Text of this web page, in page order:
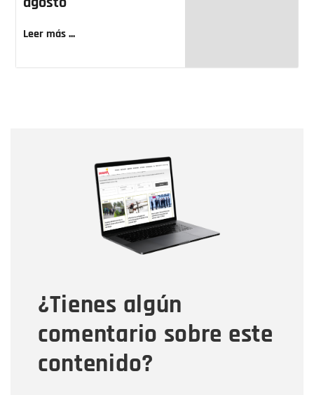
Leer más ...
¿Tienes algún
comentario sobre este
contenido?
Correo electrónico
Tipo de comentario
Mensaje